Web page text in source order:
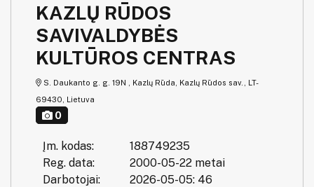
KAZLŲ RŪDOS
SAVIVALDYBĖS
KULTŪROS CENTRAS
S. Daukanto g. g. 19N , Kazlų Rūda, Kazlų Rūdos sav., LT-
69430, Lietuva
0
Įm. kodas:
188749235
Reg. data:
2000-05-22 metai
Darbotojai:
2026-05-05: 46